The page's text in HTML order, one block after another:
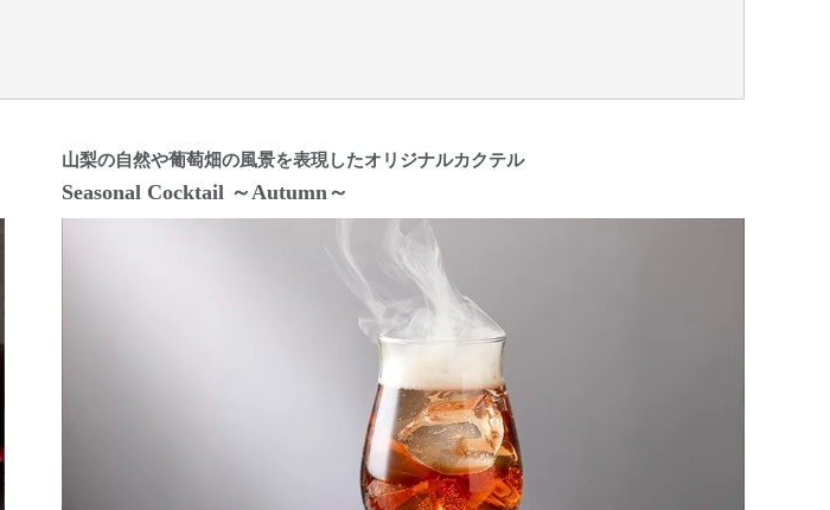
山梨の自然や葡萄畑の風景を表現したオリジナルカクテル
Seasonal Cocktail ～Autumn～